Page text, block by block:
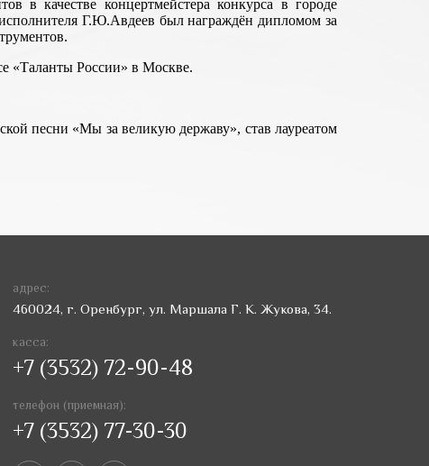
в качестве концертмейстера конкурса в городе
исполнителя Г.Ю.Авдеев был награждён дипломом за
«Таланты России» в Москве.
песни «Мы за великую державу», став лауреатом
адрес:
460024, г. Оренбург, ул. Маршала Г. К. Жукова, 34.
касса:
+7 (3532) 72-90-48
телефон (приемная):
+7 (3532) 77-30-30